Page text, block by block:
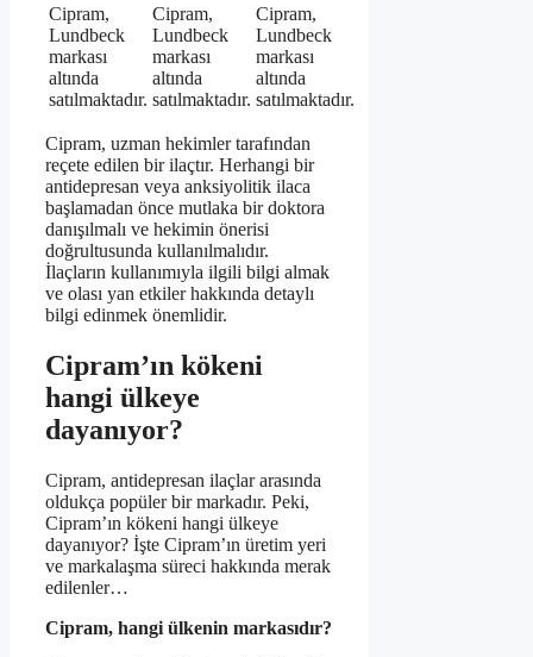
Cipram,
Lundbeck
markası
altında
satılmaktadır.
Cipram,
Lundbeck
markası
altında
satılmaktadır.
Cipram,
Lundbeck
markası
altında
satılmaktadır.
Cipram, uzman hekimler tarafından
reçete edilen bir ilaçtır. Herhangi bir
antidepresan veya anksiyolitik ilaca
başlamadan önce mutlaka bir doktora
danışılmalı ve hekimin önerisi
doğrultusunda kullanılmalıdır.
İlaçların kullanımıyla ilgili bilgi almak
ve olası yan etkiler hakkında detaylı
bilgi edinmek önemlidir.
Cipram’ın kökeni
hangi ülkeye
dayanıyor?
Cipram, antidepresan ilaçlar arasında
oldukça popüler bir markadır. Peki,
Cipram’ın kökeni hangi ülkeye
dayanıyor? İşte Cipram’ın üretim yeri
ve markalaşma süreci hakkında merak
edilenler…
Cipram, hangi ülkenin markasıdır?